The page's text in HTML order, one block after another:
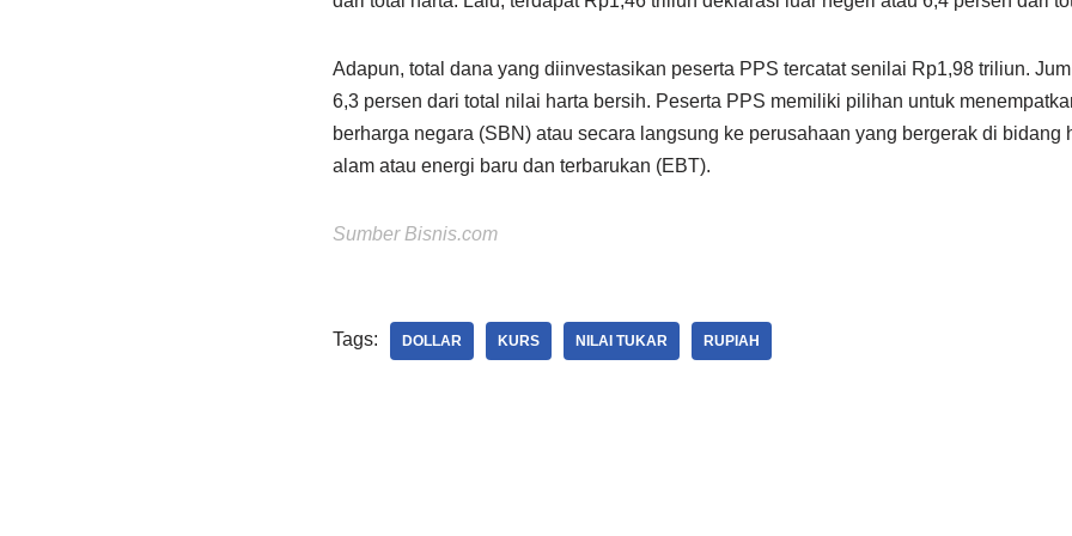
Adapun, total dana yang diinvestasikan peserta PPS tercatat senilai Rp1,98 triliun.
6,3 persen dari total nilai harta bersih. Peserta PPS memiliki pilihan untuk
berharga negara (SBN) atau secara langsung ke perusahaan yang bergerak di bidang
alam atau energi baru dan terbarukan (EBT).
Sumber Bisnis.com
Tags: DOLLAR KURS NILAI TUKAR RUPIAH